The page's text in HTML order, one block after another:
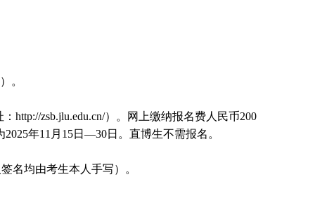
。
http://zsb.jlu.edu.cn/）。网上缴纳报名费人民币200
年11月15日—30日。直博生不需报名。
名均由考生本人手写）。